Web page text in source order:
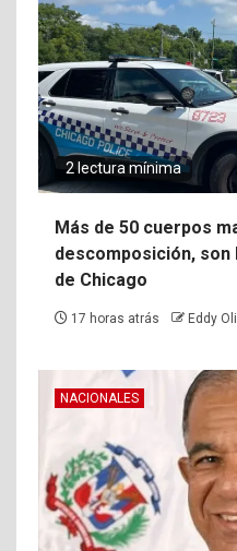
2 lectura mínima
Más de 50 cuerpos
descomposición,
de Chicago
17 horas atrás Eddy
NACIONALES